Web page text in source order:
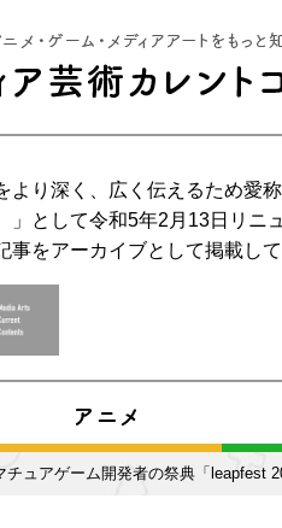
より深く、広く伝えるため愛
」として令和5年2月13日リニ
事をアーカイブとして掲載して
ュアゲーム開発者の祭典「leapfest